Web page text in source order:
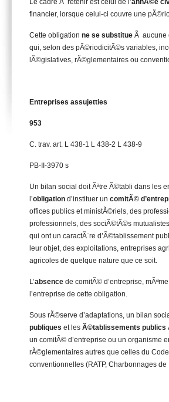
Le cadre Ã retenir est celui de l’annÃ©e
financier, lorsque celui-ci couvre une
Cette obligation ne se substitue Ã aucune
qui, selon des pÃ©riodicitÃ©s variables,
lÃ©gislatives, rÃ©glementaires ou
Entreprises assujetties
953
C. trav. art. L 438-1 L 438-2 L 438-9
PB-II-3970 s
Un bilan social doit Ãªtre Ã©tabli dans les
l’obligation d’instituer un comitÃ©
offices publics et ministÃ©riels, des
professionnels, des sociÃ©tÃ©s
qui ont un caractÃ¨re d’Ã©tablissement
leur objet, des exploitations, entreprises
agricoles de quelque nature que ce soit.
L’absence de comitÃ© d’entreprise,
l’entreprise de cette obligation.
Sous rÃ©serve d’adaptations, un bilan
publiques et les Ã©tablissements publics
un comitÃ© d’entreprise ou un organisme
rÃ©glementaires autres que celles du
conventionnelles (RATP, Charbonnages